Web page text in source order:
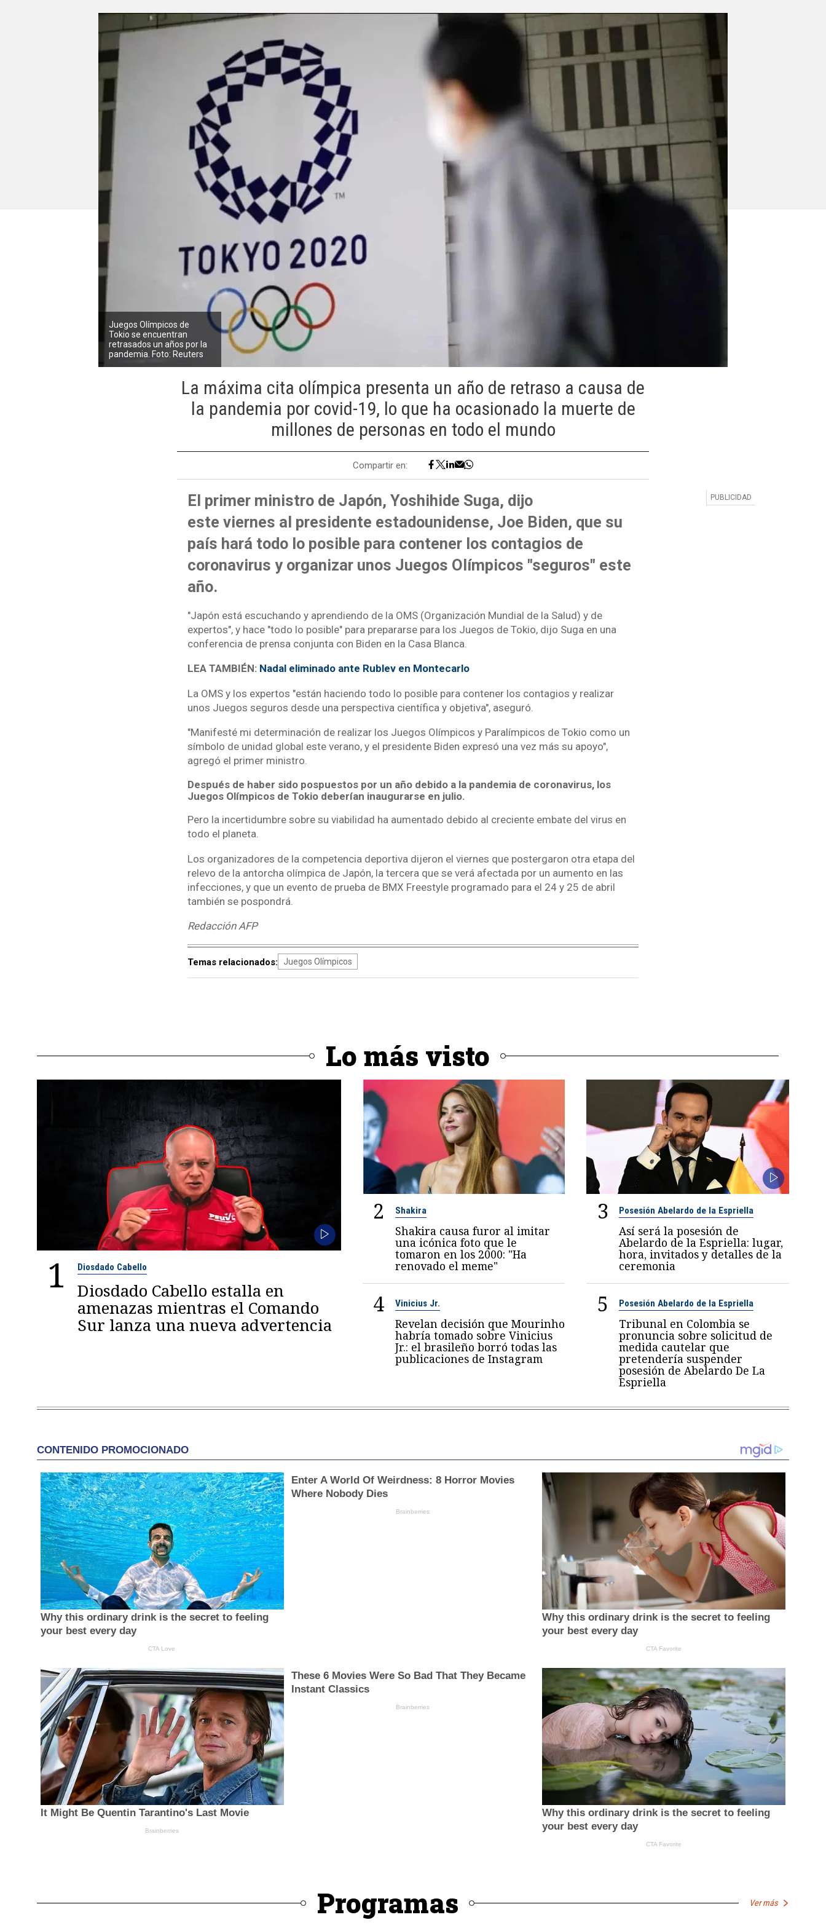
Juegos Olímpicos de
Tokio se encuentran
retrasados un años por la
pandemia. Foto: Reuters
La máxima cita olímpica presenta un año de retraso a causa de
la pandemia por covid-19, lo que ha ocasionado la muerte de
millones de personas en todo el mundo
Compartir en:
El primer ministro de Japón, Yoshihide Suga, dijo
este viernes al presidente estadounidense, Joe Biden, que su
país hará todo lo posible para contener los contagios de
coronavirus y organizar unos Juegos Olímpicos "seguros" este
año.
"Japón está escuchando y aprendiendo de la OMS (Organización Mundial de la Salud) y de
expertos", y hace "todo lo posible" para prepararse para los Juegos de Tokio, dijo Suga en una
conferencia de prensa conjunta con Biden en la Casa Blanca.
LEA TAMBIÉN: Nadal eliminado ante Rublev en Montecarlo
La OMS y los expertos "están haciendo todo lo posible para contener los contagios y realizar
unos Juegos seguros desde una perspectiva científica y objetiva", aseguró.
"Manifesté mi determinación de realizar los Juegos Olímpicos y Paralímpicos de Tokio como un
símbolo de unidad global este verano, y el presidente Biden expresó una vez más su apoyo",
agregó el primer ministro.
Después de haber sido pospuestos por un año debido a la pandemia de coronavirus, los
Juegos Olímpicos de Tokio deberían inaugurarse en julio.
Pero la incertidumbre sobre su viabilidad ha aumentado debido al creciente embate del virus en
todo el planeta.
Los organizadores de la competencia deportiva dijeron el viernes que postergaron otra etapa del
relevo de la antorcha olímpica de Japón, la tercera que se verá afectada por un aumento en las
infecciones, y que un evento de prueba de BMX Freestyle programado para el 24 y 25 de abril
también se pospondrá.
Redacción AFP
Temas relacionados: Juegos Olímpicos
Lo más visto
1 Diosdado Cabello
Diosdado Cabello estalla en
amenazas mientras el Comando
Sur lanza una nueva advertencia
2 Shakira
Shakira causa furor al imitar
una icónica foto que le
tomaron en los 2000: "Ha
renovado el meme"
3 Posesión Abelardo de la Espriella
Así será la posesión de
Abelardo de la Espriella: lugar,
hora, invitados y detalles de la
ceremonia
4 Vinicius Jr.
Revelan decisión que Mourinho
habría tomado sobre Vinicius
Jr.: el brasileño borró todas las
publicaciones de Instagram
5 Posesión Abelardo de la Espriella
Tribunal en Colombia se
pronuncia sobre solicitud de
medida cautelar que
pretendería suspender
posesión de Abelardo De La
Espriella
Programas Ver más